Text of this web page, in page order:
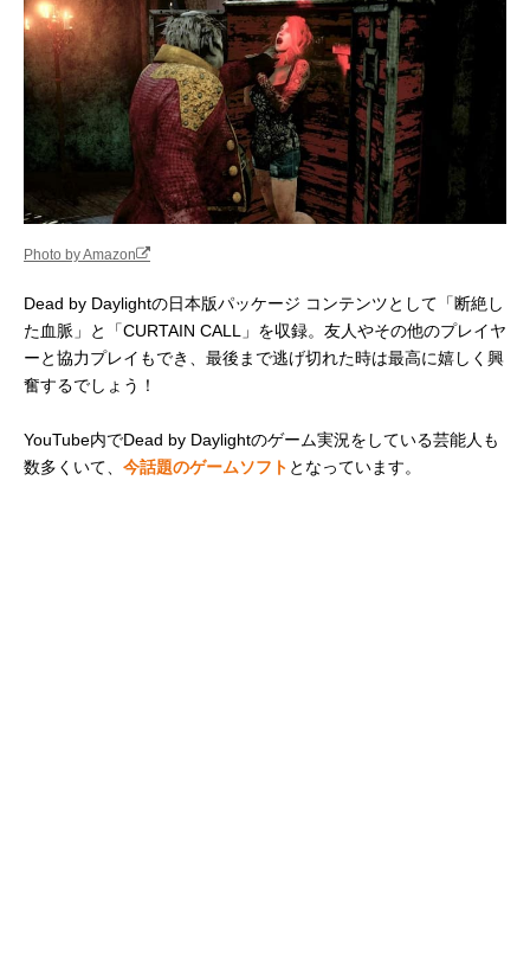
Photo by Amazon
Dead by Daylightの日本版パッケージ コンテンツとして「断絶し
た血脈」と「CURTAIN CALL」を収録。友人やその他のプレイヤ
ーと協力プレイもでき、最後まで逃げ切れた時は最高に嬉しく興
奮するでしょう！
YouTube内でDead by Daylightのゲーム実況をしている芸能人も
数多くいて、 今話題のゲームソフト となっています。